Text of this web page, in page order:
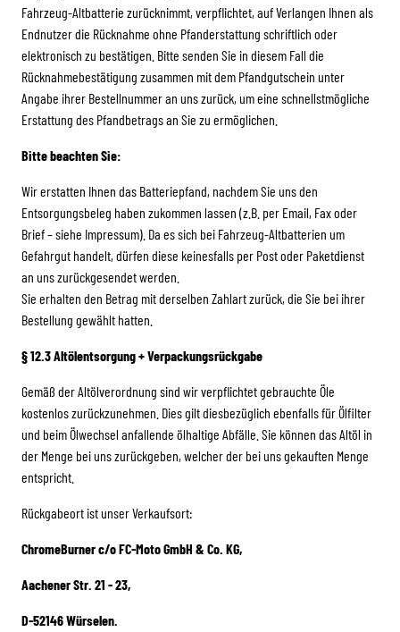
Fahrzeug-Altbatterie zurücknimmt, verpflichtet, auf Verlangen Ihnen als
Endnutzer die Rücknahme ohne Pfanderstattung schriftlich oder
elektronisch zu bestätigen. Bitte senden Sie in diesem Fall die
Rücknahmebestätigung zusammen mit dem Pfandgutschein unter
Angabe ihrer Bestellnummer an uns zurück, um eine schnellstmögliche
Erstattung des Pfandbetrags an Sie zu ermöglichen.
Bitte beachten Sie:
Wir erstatten Ihnen das Batteriepfand, nachdem Sie uns den
Entsorgungsbeleg haben zukommen lassen (z.B. per Email, Fax oder
Brief – siehe Impressum). Da es sich bei Fahrzeug-Altbatterien um
Gefahrgut handelt, dürfen diese keinesfalls per Post oder Paketdienst
an uns zurückgesendet werden.
Sie erhalten den Betrag mit derselben Zahlart zurück, die Sie bei ihrer
Bestellung gewählt hatten.
§ 12.3 Altölentsorgung + Verpackungsrückgabe
Gemäß der Altölverordnung sind wir verpflichtet gebrauchte Öle
kostenlos zurückzunehmen. Dies gilt diesbezüglich ebenfalls für Ölfilter
und beim Ölwechsel anfallende ölhaltige Abfälle. Sie können das Altöl in
der Menge bei uns zurückgeben, welcher der bei uns gekauften Menge
entspricht.
Rückgabeort ist unser Verkaufsort:
ChromeBurner c/o FC-Moto GmbH & Co. KG,
Aachener Str. 21 - 23,
D-52146 Würselen.